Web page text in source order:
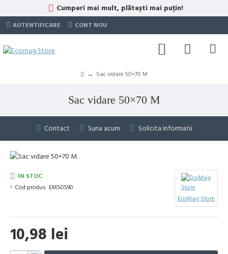
Cumperi mai mult, plătești mai puțin!
AUTENTIFICARE CONT NOU
Sac vidare 50×70 M
Sac vidare 50×70 M
Contact Suna acum Solicita Informatii
10,98 lei
IN STOC
Cod produs: EMS0590
EcoMag Store